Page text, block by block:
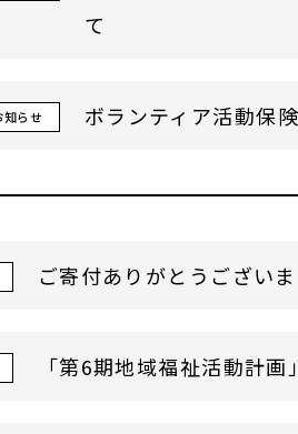
て
知らせ ボランティア活動保
ご寄付ありがとうござい
「第6期地域福祉活動計